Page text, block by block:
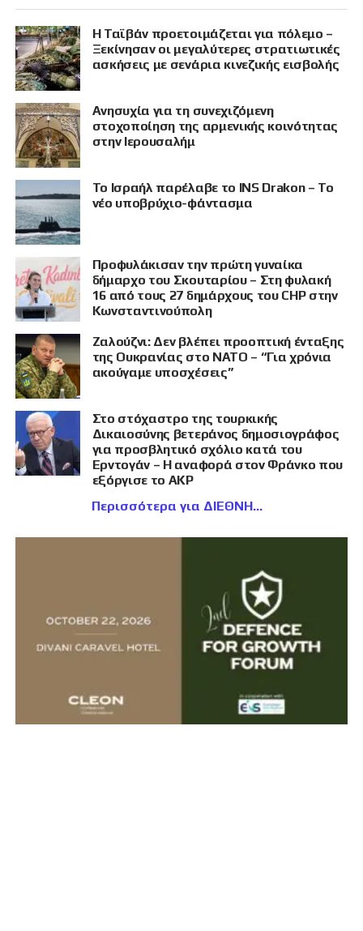
Η Ταϊβάν προετοιμάζεται για πόλεμο –
Ξεκίνησαν οι μεγαλύτερες στρατιωτικές
ασκήσεις με σενάρια κινεζικής εισβολής
Ανησυχία για τη συνεχιζόμενη
στοχοποίηση της αρμενικής κοινότητας
στην Ιερουσαλήμ
Το Ισραήλ παρέλαβε το INS Drakon – Το
νέο υποβρύχιο-φάντασμα
Προφυλάκισαν την πρώτη γυναίκα
δήμαρχο του Σκουταρίου – Στη φυλακή
16 από τους 27 δημάρχους του CHP στην
Κωνσταντινούπολη
Ζαλούζνι: Δεν βλέπει προοπτική ένταξης
της Ουκρανίας στο ΝΑΤΟ – “Για χρόνια
ακούγαμε υποσχέσεις”
Στο στόχαστρο της τουρκικής
Δικαιοσύνης βετεράνος δημοσιογράφος
για προσβλητικό σχόλιο κατά του
Ερντογάν – Η αναφορά στον Φράνκο που
εξόργισε το AKP
Περισσότερα για ΔΙΕΘΝΗ